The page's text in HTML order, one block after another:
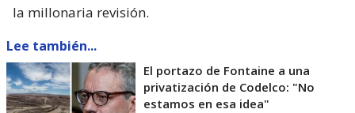
la millonaria revisión.
Lee también...
El portazo de Fontaine a una
privatización de Codelco: "No
estamos en esa idea"